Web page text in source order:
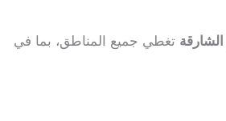
تغطي جميع المناطق، بما في